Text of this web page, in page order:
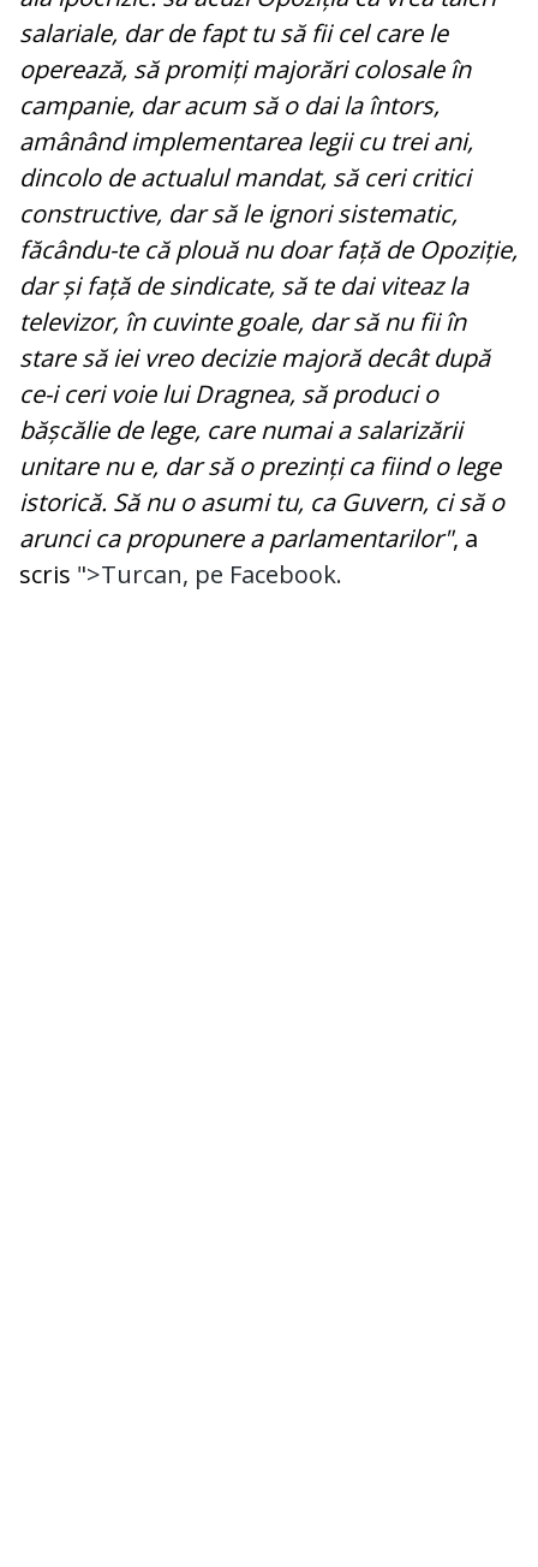
salariale, dar de fapt tu să fii cel care le
operează, să promiți majorări colosale în
campanie, dar acum să o dai la întors,
amânând implementarea legii cu trei ani,
dincolo de actualul mandat, să ceri critici
constructive, dar să le ignori sistematic,
făcându-te că plouă nu doar față de Opoziție,
dar și față de sindicate, să te dai viteaz la
televizor, în cuvinte goale, dar să nu fii în
stare să iei vreo decizie majoră decât după
ce-i ceri voie lui Dragnea, să produci o
bășcălie de lege, care numai a salarizării
unitare nu e, dar să o prezinți ca fiind o lege
istorică. Să nu o asumi tu, ca Guvern, ci să o
arunci ca propunere a parlamentarilor", a
scris ">Turcan, pe Facebook.